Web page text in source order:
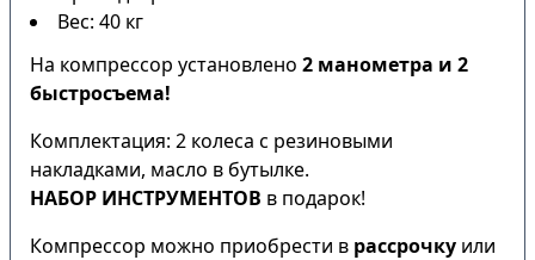
Вес: 40 кг
На компрессор установлено 2 манометра и 2
быстросъема!
Комплектация: 2 колеса с резиновыми
накладками, масло в бутылке.
НАБОР ИНСТРУМЕНТОВ в подарок!
Компрессор можно приобрести в рассрочку или